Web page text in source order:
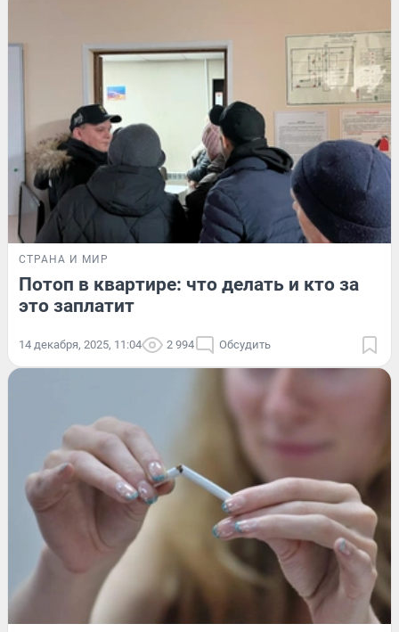
СТРАНА И МИР
Потоп в квартире: что делать и кто за
это заплатит
14 декабря, 2025, 11:04 2 994 Обсудить